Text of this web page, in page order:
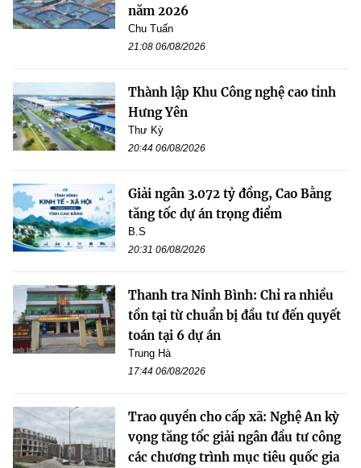
năm 2026
Chu Tuấn
21:08 06/08/2026
Thành lập Khu Công nghệ cao tỉnh
Hưng Yên
Thư Kỳ
20:44 06/08/2026
Giải ngân 3.072 tỷ đồng, Cao Bằng
tăng tốc dự án trọng điểm
B.S
20:31 06/08/2026
Thanh tra Ninh Bình: Chỉ ra nhiều
tồn tại từ chuẩn bị đầu tư đến quyết
toán tại 6 dự án
Trung Hà
17:44 06/08/2026
Trao quyền cho cấp xã: Nghệ An kỳ
vọng tăng tốc giải ngân đầu tư công
các chương trình mục tiêu quốc gia